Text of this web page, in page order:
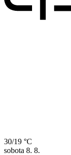
30/19 °C
sobota 8. 8.